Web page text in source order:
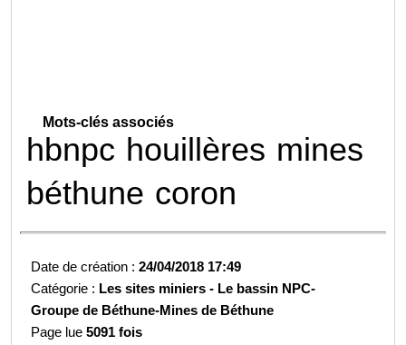
Mots-clés associés
hbnpc houillères mines
béthune coron
Date de création :24/04/2018 17:49
Catégorie : Les sites miniers - Le bassin NPC-
Groupe de Béthune-Mines de Béthune
Page lue5091 fois